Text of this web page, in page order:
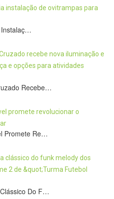
Instalaç…
Recebe…
Promete Re…
Do F…